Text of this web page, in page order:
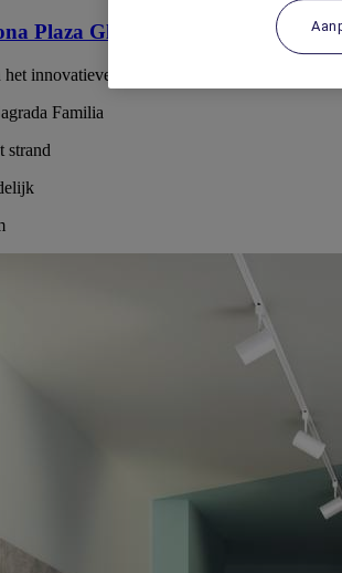
Plaza Glories 22
innovatieve 22e district in Poblenou
Familia
strand